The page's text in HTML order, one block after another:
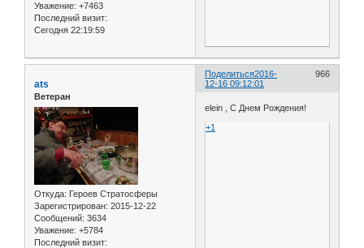
Уважение: +7463
Последний визит:
Сегодня 22:19:59
Поделиться 966
2016-
12-16 09:12:01
ats
Ветеран
Откуда: Героев Стратосферы
Зарегистрирован: 2015-12-22
Сообщений: 3634
Уважение: +5784
Последний визит:
elein , С Днем Рождения!
+1